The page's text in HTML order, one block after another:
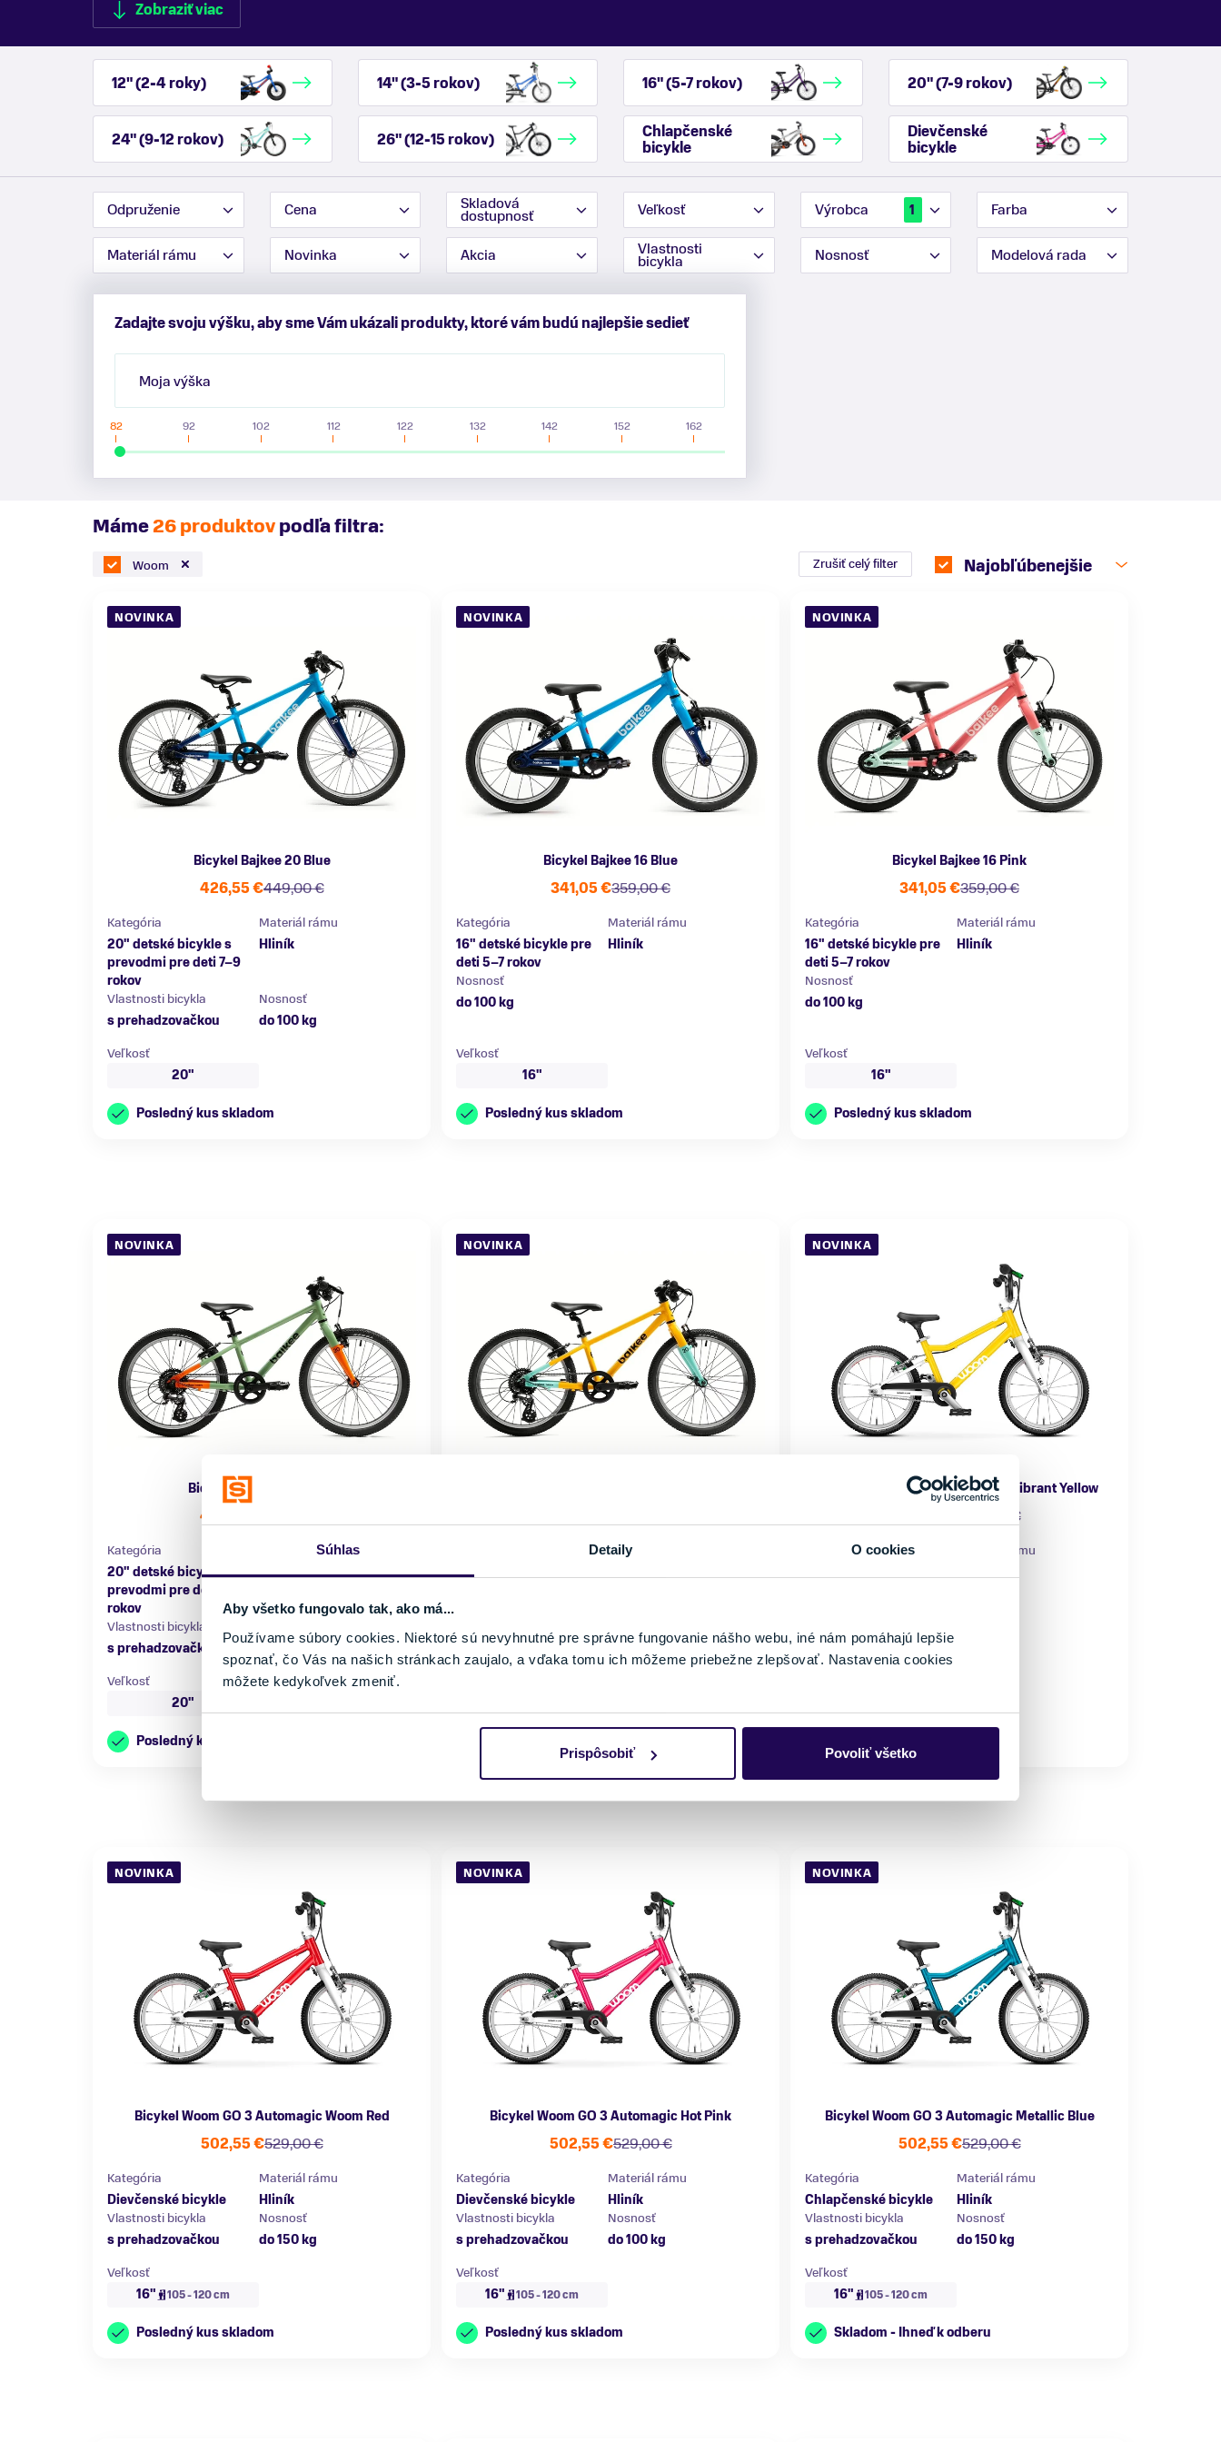
Súhlas Detaily O cookies
Aby všetko fungovalo tak, ako má...
Používame súbory cookies. Niektoré sú nevyhnutné pre správne fungovanie nášho webu, iné nám pomáhajú lepšie
spoznať, čo Vás na našich stránkach zaujalo, a vďaka tomu ich môžeme priebežne zlepšovať. Nastavenia cookies
môžete kedykoľvek zmeniť.
Prispôsobiť Povoliť všetko
Zobraziť viac
Zobraziť menej
12" (2-4 roky) 14" (3-5 rokov) 16" (5-7 rokov) 20" (7-9 rokov)
24" (9-12 rokov) 26" (12-15 rokov)
Chlapčenské
bicykle
Dievčenské
bicykle
Odpruženie Cena Skladová
dostupnosť Veľkosť Výrobca 1 Farba
Materiál rámu Novinka Akcia Vlastnosti
bicykla Nosnosť Modelová rada
Zadajte svoju výšku, aby sme Vám ukázali produkty, ktoré vám budú najlepšie sedieť
Moja výška
82 92 102 112 122 132 142 152 162
Máme26 produktovpodľa filtra:
Woom Zrušiť celý filter Najobľúbenejšie
NOVINKA
Bicykel Bajkee 20 Blue
449,00 €
426,55 €
Kategória
20" detské bicykle s
prevodmi pre deti 7–9
rokov
Materiál rámu
Hliník
Vlastnosti bicykla
s prehadzovačkou
Nosnosť
do 100 kg
Veľkosť
20"
Posledný kus skladom
NOVINKA
Bicykel Bajkee 16 Blue
359,00 €
341,05 €
Kategória
16" detské bicykle pre
deti 5–7 rokov
Materiál rámu
Hliník
Nosnosť
do 100 kg
Veľkosť
16"
Posledný kus skladom
NOVINKA
Bicykel Bajkee 16 Pink
359,00 €
341,05 €
Kategória
16" detské bicykle pre
deti 5–7 rokov
Materiál rámu
Hliník
Nosnosť
do 100 kg
Veľkosť
16"
Posledný kus skladom
NOVINKA
Bicykel Bajkee 20 Green
426,55 €
Kategória
20" detské bicykle s
prevodmi pre deti 7–9
rokov
Materiál rámu
Hliník
Vlastnosti bicykla
s prehadzovačkou
do 100 kg
Veľkosť
20"
Posledný kus skladom
NOVINKA
20" detské bicykle s
Materiál rámu
s prehadzovačkou
do 100 kg
NOVINKA
Bicykel Woom GO 3 Automagic Vibrant Yellow
529,00 €
Kategória
Materiál rámu
NOVINKA
Bicykel Woom GO 3 Automagic Woom Red
529,00 €
502,55 €
Kategória
Dievčenské bicykle
Materiál rámu
Hliník
Vlastnosti bicykla
s prehadzovačkou
Nosnosť
do 150 kg
Veľkosť
16"
105 - 120 cm
Posledný kus skladom
NOVINKA
Bicykel Woom GO 3 Automagic Hot Pink
529,00 €
502,55 €
Kategória
Dievčenské bicykle
Materiál rámu
Hliník
Vlastnosti bicykla
s prehadzovačkou
Nosnosť
do 100 kg
Veľkosť
16"
105 - 120 cm
Posledný kus skladom
NOVINKA
Bicykel Woom GO 3 Automagic Metallic Blue
529,00 €
502,55 €
Kategória
Chlapčenské bicykle
Materiál rámu
Hliník
Vlastnosti bicykla
s prehadzovačkou
Nosnosť
do 150 kg
Veľkosť
16"
105 - 120 cm
Skladom - Ihneď k odberu